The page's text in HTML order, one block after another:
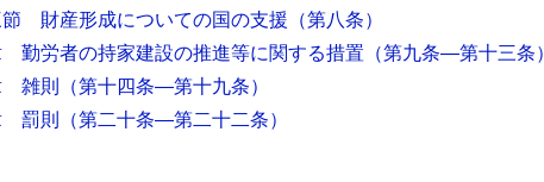
財産形成についての国の支援 （第八条）
勤労者の持家建設の推進等に関する措置 （第九条―第十三条）
雑則 （第十四条―第十九条）
罰則 （第二十条―第二十二条）